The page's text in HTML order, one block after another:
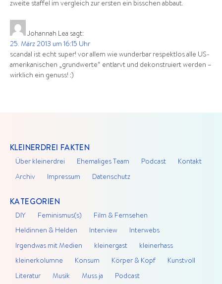
zweite staffel im vergleich zur ersten ein bisschen abbaut.
Johannah Lea sagt:
25. März 2013 um 16:15 Uhr
scandal ist echt super! vor allem wie wunderbar respektlos alle US-
amerikanischen „grundwerte“ entlarvt und dekonstruiert werden –
wirklich ein genuss! :)
KLEINERDREI FAKTEN
Über kleinerdrei Ehemaliges Team Podcast Kontakt
Archiv Impressum Datenschutz
KATEGORIEN
DIY Feminismus(s) Film & Fernsehen
Heldinnen & Helden Interview Interwebs
Irgendwas mit Medien kleinergast kleinerhass
kleinerkolumne Konsum Körper & Kopf Kunstvoll
Literatur Musik Muss ja Podcast